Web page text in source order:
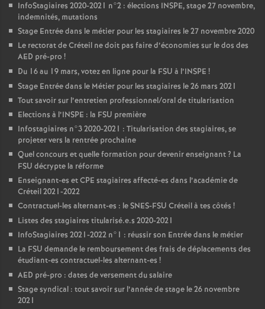
InfoStagiaires 2020-2021 n°2 : élections INSPE, stage 27 novembre,
indemnités, mutations
Stage Entrée dans le métier pour les stagiaires le 27 novembre 2020
Le rectorat de Créteil ne doit pas faire d’économies sur le dos des
AED pré-pro !
Du 16 au 19 mars, votez en ligne pour la FSU à l’INSPE !
Stage Entrée dans le Métier pour les stagiaires le 26 mars 2021
Tout savoir sur l’entretien professionnel/oral de titularisation
Elections à l’INSPE : la FSU première
Infostagiaires n°3 2020-2021 : Titularisation des stagiaires, se
projeter vers la rentrée prochaine
Quel concours et quelle formation pour devenir enseignant? La
FSU décrypte la réforme
Enseignant-es etCPE stagiaires affecté-es dans l’académie de
Créteil 2021-2022
Contractuel-les alternant-es : leSNES-FSU Créteil à tes côtés !
Listes des stagiaires titularisé.e.s 2020-2021
InfoStagiaires 2021-2022 n°1 : réussir son Entrée dans le métier
La FSU demande le remboursement des frais de déplacements des
étudiant-es contractuel-les alternant-es !
AED pré-pro : dates de versement du salaire
Stage syndical : tout savoir sur l’année de stage le 26 novembre
2021